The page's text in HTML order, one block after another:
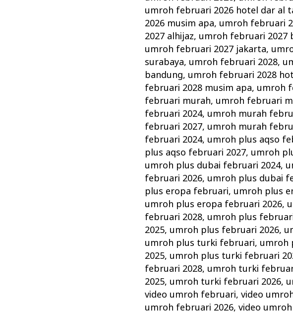
umroh februari 2026 hotel dar al
2026 musim apa, umroh februari
2027 alhijaz, umroh februari 2027
umroh februari 2027 jakarta,
surabaya, umroh februari 2028,
bandung, umroh februari 2028
februari 2028 musim apa, umroh
februari murah, umroh februari
februari 2024, umroh murah
februari 2027, umroh murah
februari 2024, umroh plus aqso
plus aqso februari 2027, umroh
umroh plus dubai februari 2024,
februari 2026, umroh plus dubai
plus eropa februari, umroh plus
umroh plus eropa februari 2026,
februari 2028, umroh plus
2025, umroh plus februari 2026,
umroh plus turki februari, umroh
2025, umroh plus turki februari
februari 2028, umroh turki
2025, umroh turki februari 2026,
video umroh februari,video
umroh februari 2026,video